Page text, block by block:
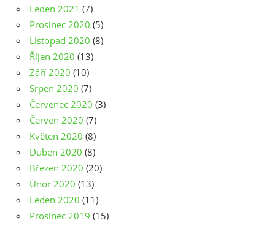
Leden 2021 (7)
Prosinec 2020 (5)
Listopad 2020 (8)
Říjen 2020 (13)
Září 2020 (10)
Srpen 2020 (7)
Červenec 2020 (3)
Červen 2020 (7)
Květen 2020 (8)
Duben 2020 (8)
Březen 2020 (20)
Únor 2020 (13)
Leden 2020 (11)
Prosinec 2019 (15)